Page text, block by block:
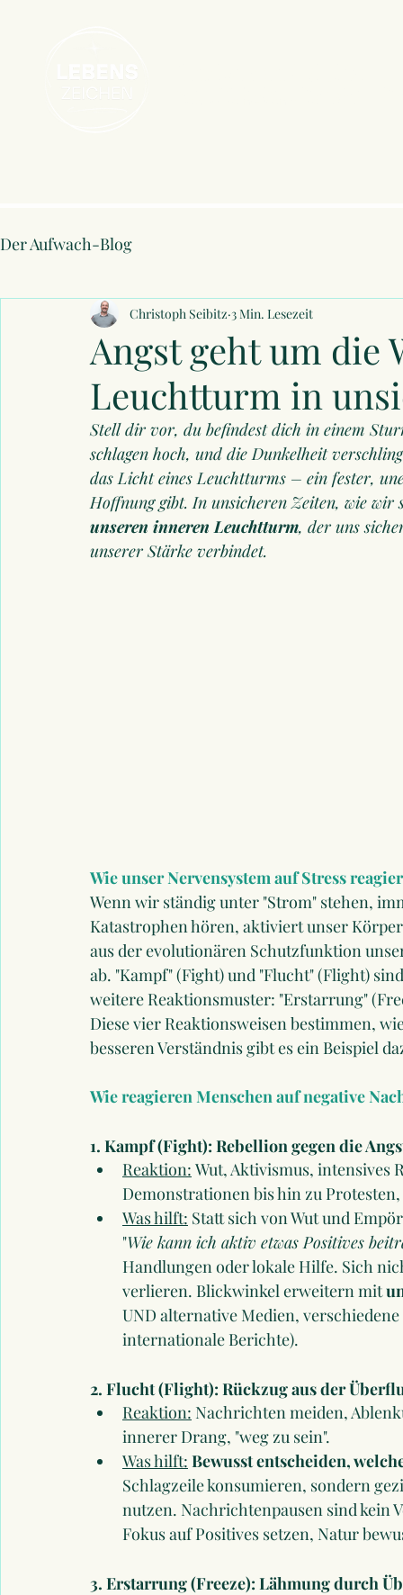
Der Aufwach-Blog
Angst geht um die
Leuchtturm in
Christoph Seibitz 3 Min. Lesezeit
Stell dir vor, du befindest dich in einem
schlagen hoch, und die Dunkelheit
das Licht eines Leuchtturms – ein fester,
Hoffnung gibt. In unsicheren Zeiten, wie wir
unseren inneren Leuchtturm, der uns
unserer Stärke verbindet.
Wie unser Nervensystem auf Stress
Wenn wir ständig unter "Strom" stehen,
Katastrophen hören, aktiviert unser
aus der evolutionären Schutzfunktion
ab. "Kampf" (Fight) und "Flucht" (Flight)
weitere Reaktionsmuster: "Erstarrung"
Diese vier Reaktionsweisen bestimmen,
besseren Verständnis gibt es ein Beispiel
Wie reagieren Menschen auf negative
1. Kampf (Fight): Rebellion gegen die
Reaktion: Wut, Aktivismus, intensives
Demonstrationen bis hin zu
Was hilft: Statt sich von Wut und
"Wie kann ich aktiv etwas Positives
Handlungen oder lokale Hilfe. Sich
verlieren. Blickwinkel erweitern mit
UND alternative Medien,
internationale Berichte).
2. Flucht (Flight): Rückzug aus der
Reaktion: Nachrichten meiden,
innerer Drang, "weg zu sein".
Was hilft: Bewusst entscheiden,
Schlagzeile konsumieren, sondern
nutzen. Nachrichtenpausen sind kein
Fokus auf Positives setzen, Natur
3. Erstarrung (Freeze): Lähmung durch